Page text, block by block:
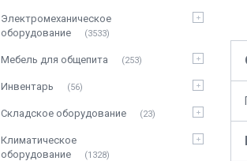
Электромеханическое
оборудование
3533
Мебель для общепита 253
Инвентарь 56
Складское оборудование 23
Климатическое
оборудование
1328